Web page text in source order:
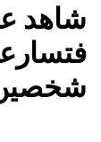
شاهد